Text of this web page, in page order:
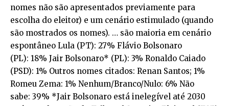
nomes não são apresentados previamente para
escolha do eleitor) e um cenário estimulado (quando
são mostrados os nomes). … são maioria em cenário
espontâneo Lula (PT): 27% Flávio Bolsonaro
(PL): 18% Jair Bolsonaro* (PL): 3% Ronaldo Caiado
(PSD): 1% Outros nomes citados: Renan Santos; 1%
Romeu Zema: 1% Nenhum/Branco/Nulo: 6% Não
sabe: 39% *Jair Bolsonaro está inelegível até 2030